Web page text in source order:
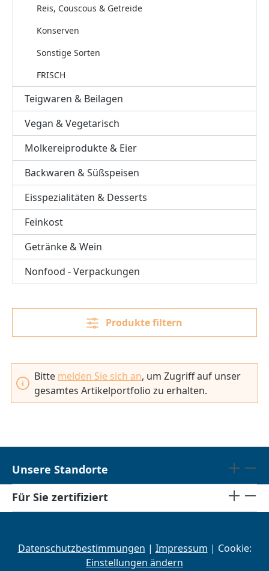
Reis, Couscous & Getreide
Konserven
Sonstige Sorten
FRISCH
Teigwaren & Beilagen
Vegan & Vegetarisch
Molkereiprodukte & Eier
Backwaren & Süßspeisen
Eisspezialitäten & Desserts
Feinkost
Getränke & Wein
Nonfood - Verpackungen
Produkte filtern
Bitte melden Sie sich an, um Zugriff auf unser
gesamtes Artikelportfolio zu erhalten.
Unsere Standorte
Für Sie zertifiziert
Datenschutzbestimmungen | Impressum | Cookie:
Einstellungen ändern